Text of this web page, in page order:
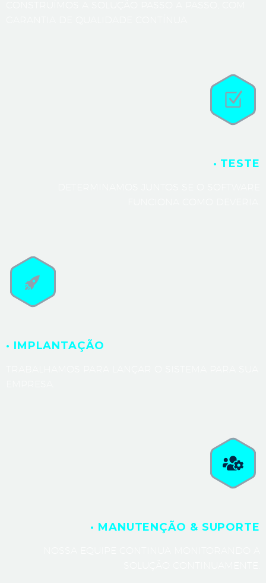
· TESTE
· IMPLANTAÇÃO
· MANUTENÇÃO & SUPORTE